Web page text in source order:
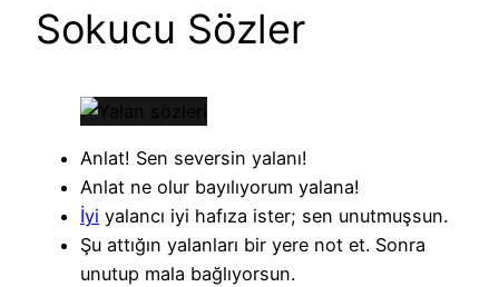
Sokucu Sözler
Anlat! Sen seversin yalanı!
Anlat ne olur bayılıyorum yalana!
İyi yalancı iyi hafıza ister; sen unutmuşsun.
Şu attığın yalanları bir yere not et. Sonra
unutup mala bağlıyorsun.